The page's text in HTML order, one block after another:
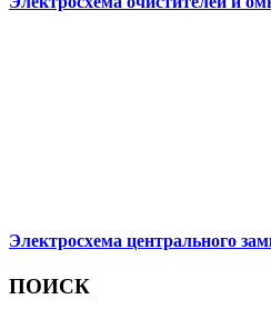
Электросхема центрального
ПОИСК